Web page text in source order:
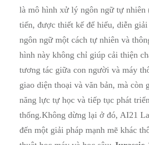
là mô hình xử lý ngôn ngữ tự nhiên
tiến, được thiết kế để hiểu, diễn giải
ngôn ngữ một cách tự nhiên và
hình này không chỉ giúp cải thiện
tương tác giữa con người và máy
giao diện thoại và văn bản, mà còn
năng lực tự học và tiếp tục phát
thống.Không dừng lại ở đó, AI21
đến một giải pháp mạnh mẽ khác